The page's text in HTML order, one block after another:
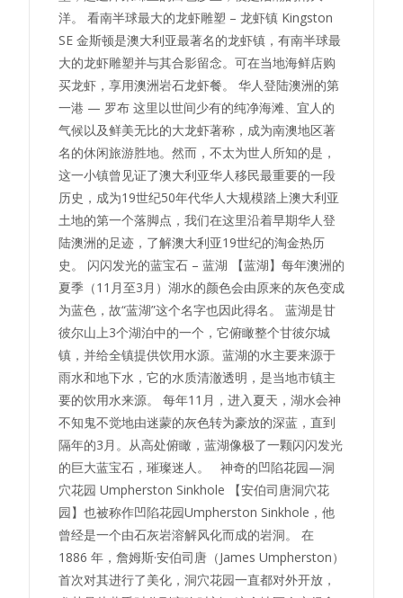
洋。 看南半球最大的龙虾雕塑 – 龙虾镇 Kingston
SE 金斯顿是澳大利亚最著名的龙虾镇，有南半球最
大的龙虾雕塑并与其合影留念。可在当地海鲜店购
买龙虾，享用澳洲岩石龙虾餐。 华人登陆澳洲的第
一港 — 罗布 这里以世间少有的纯净海滩、宜人的
气候以及鲜美无比的大龙虾著称，成为南澳地区著
名的休闲旅游胜地。然而，不太为世人所知的是，
这一小镇曾见证了澳大利亚华人移民最重要的一段
历史，成为19世纪50年代华人大规模踏上澳大利亚
土地的第一个落脚点，我们在这里沿着早期华人登
陆澳洲的足迹，了解澳大利亚19世纪的淘金热历
史。 闪闪发光的蓝宝石 – 蓝湖 【蓝湖】每年澳洲的
夏季（11月至3月）湖水的颜色会由原来的灰色变成
为蓝色，故“蓝湖”这个名字也因此得名。 蓝湖是甘
彼尔山上3个湖泊中的一个，它俯瞰整个甘彼尔城
镇，并给全镇提供饮用水源。蓝湖的水主要来源于
雨水和地下水，它的水质清澈透明，是当地市镇主
要的饮用水来源。 每年11月，进入夏天，湖水会神
不知鬼不觉地由迷蒙的灰色转为豪放的深蓝，直到
隔年的3月。从高处俯瞰，蓝湖像极了一颗闪闪发光
的巨大蓝宝石，璀璨迷人。 神奇的凹陷花园—洞
穴花园 Umpherston Sinkhole 【安伯司唐洞穴花
园】也被称作凹陷花园Umpherston Sinkhole，他
曾经是一个由石灰岩溶解风化而成的岩洞。 在
1886 年，詹姆斯·安伯司唐（James Umpherston）
首次对其进行了美化，洞穴花园一直都对外开放，